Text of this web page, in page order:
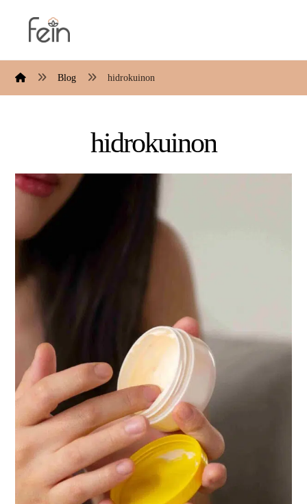
Blog hidrokuinon
hidrokuinon